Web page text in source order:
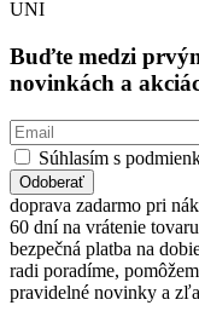
UNI
Buďte medzi
novinkách a
Súhlasím s
Odoberať
doprava zadarmo pri
60 dní na vrátenie tovaru
bezpečná platba na
radi poradíme,
pravidelné novinky a